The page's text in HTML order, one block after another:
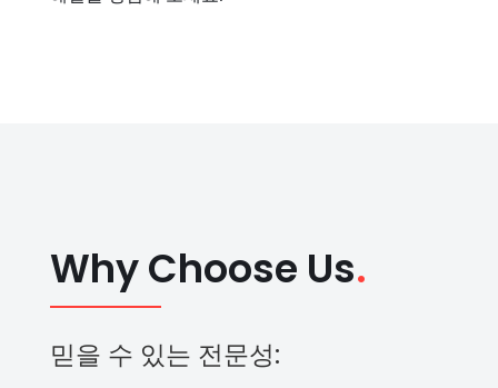
Why Choose Us.
믿을 수 있는 전문성: